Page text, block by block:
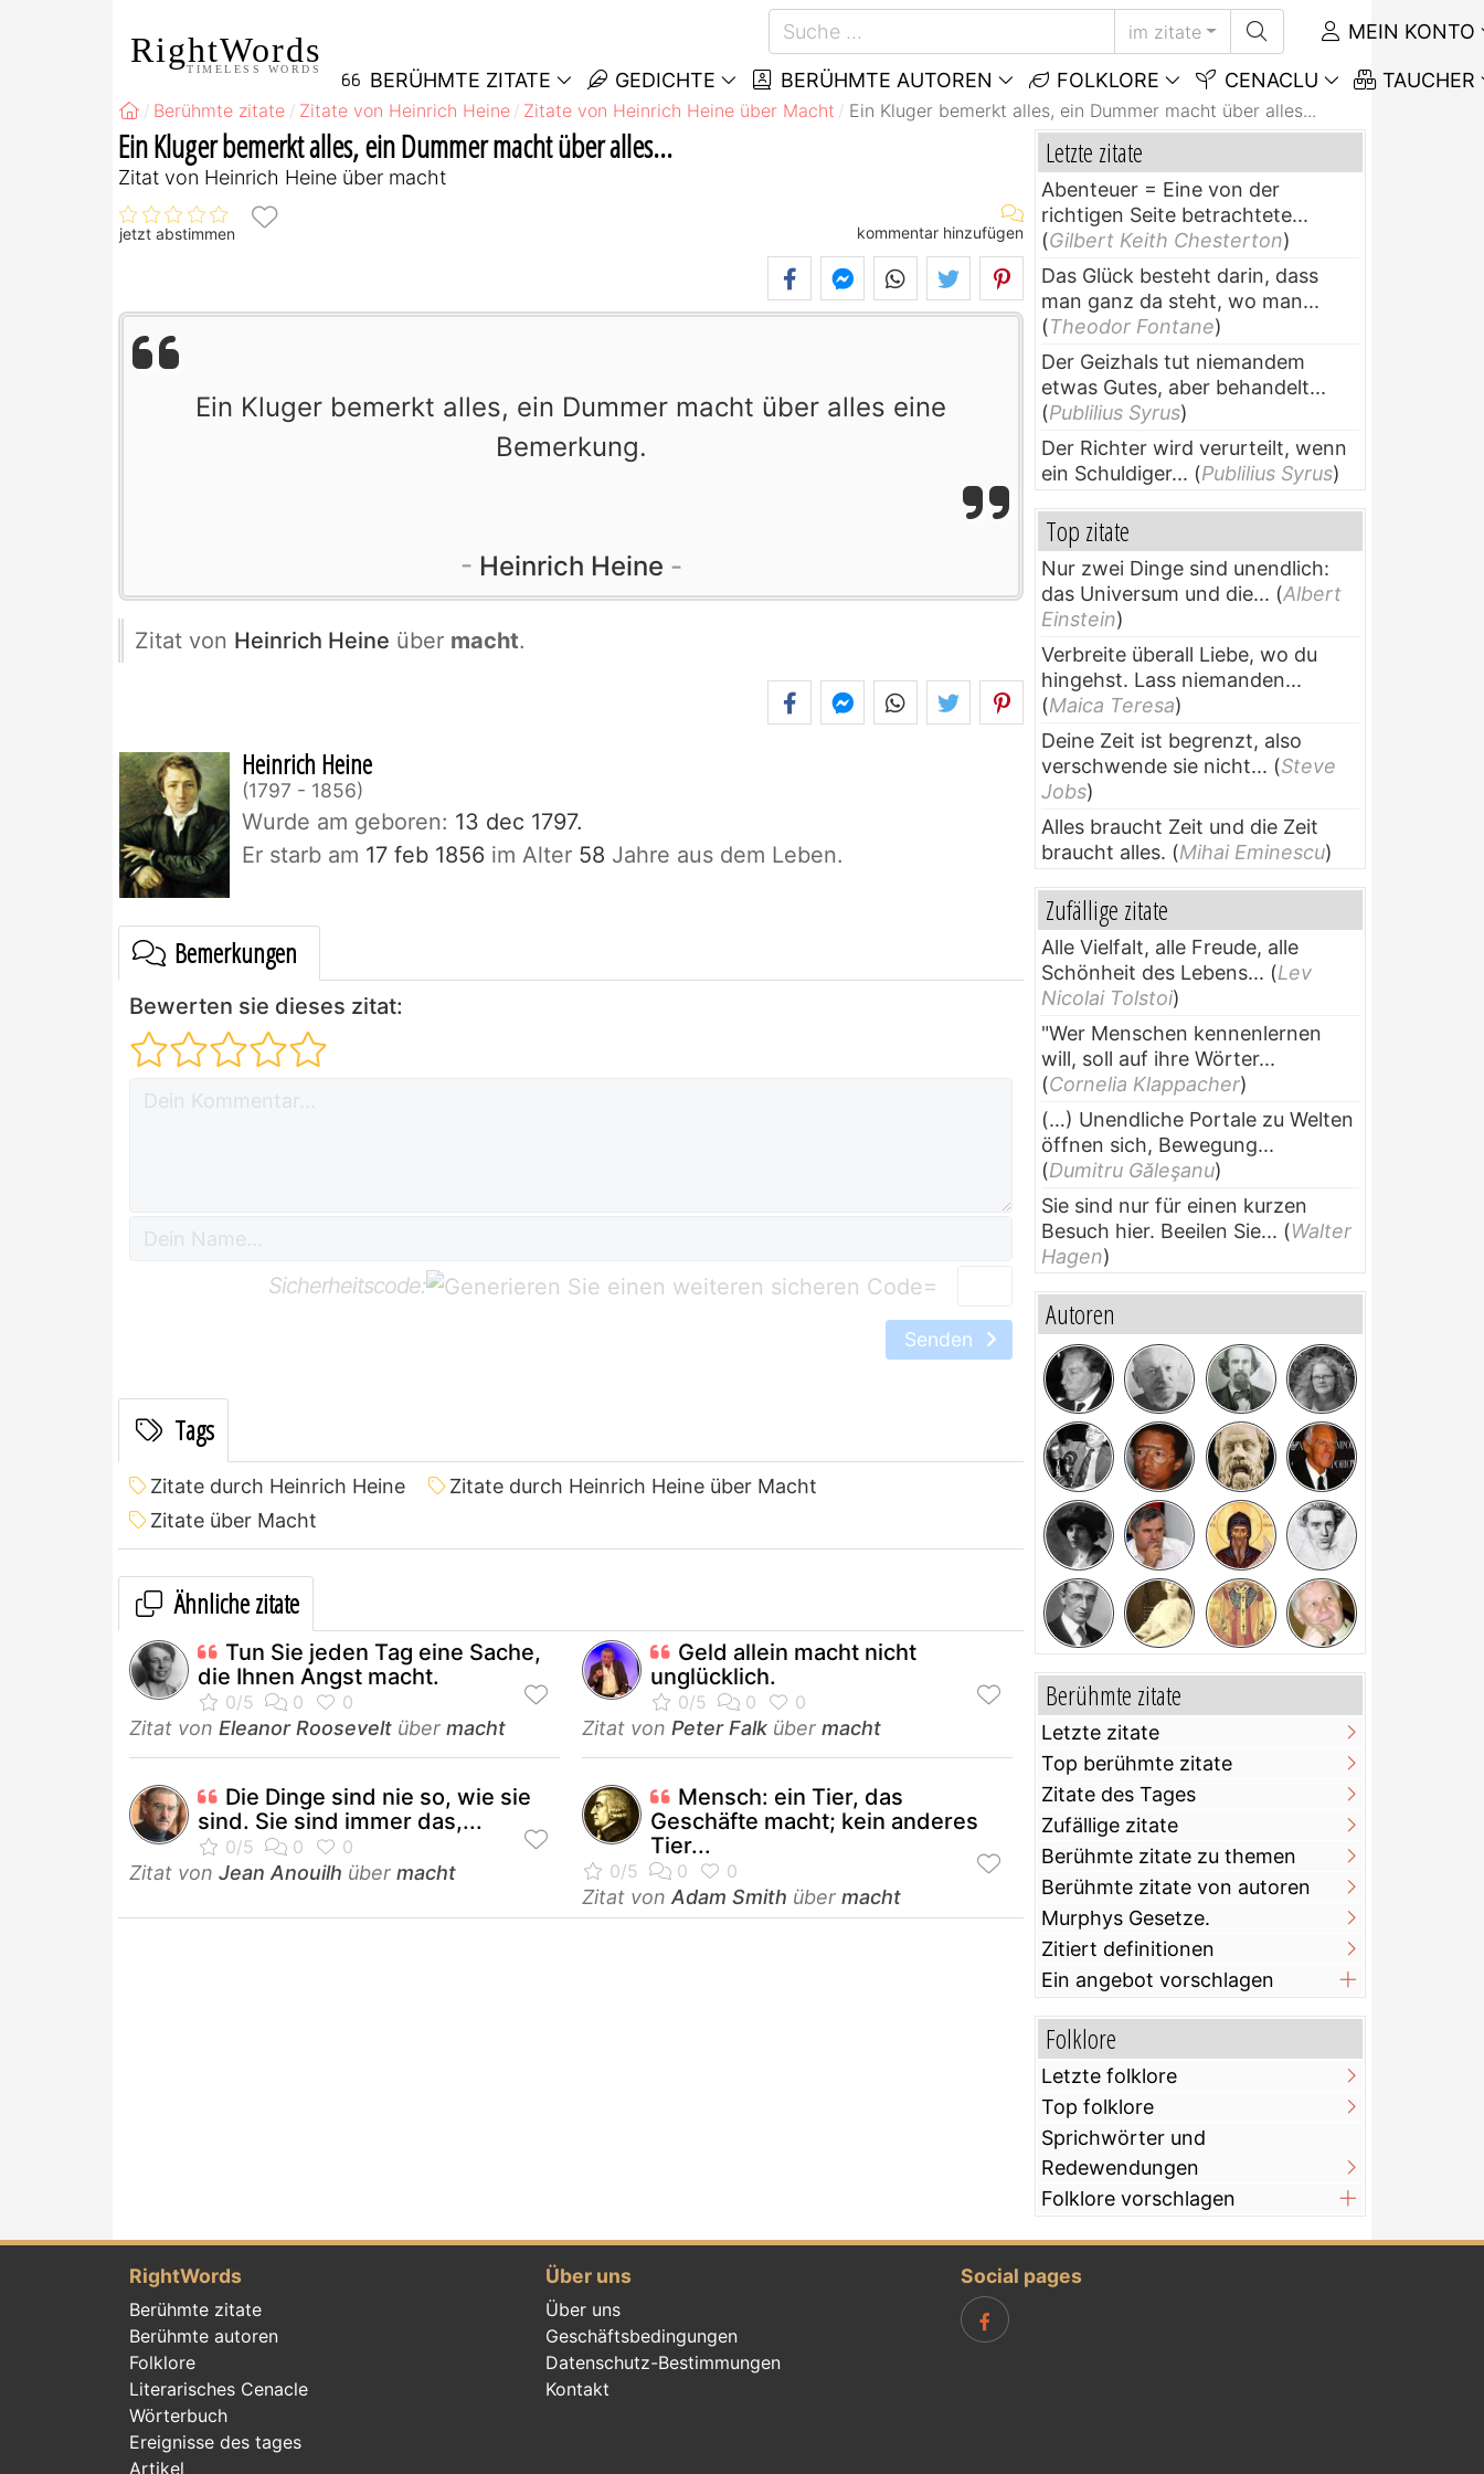
RightWords
TIMELESS WORDS
im zitate MEIN KONTO
BERÜHMTE ZITATE GEDICHTE BERÜHMTE AUTOREN FOLKLORE CENACLU TAUCHER
Berühmte zitate Zitate von Heinrich Heine Zitate von Heinrich Heine über Macht Ein Kluger bemerkt alles, ein Dummer macht über alles...
Ein Kluger bemerkt alles, ein Dummer macht über alles...
Zitat von Heinrich Heine über macht
jetzt abstimmen kommentar hinzufügen
Ein Kluger bemerkt alles, ein Dummer macht über alles eine
Bemerkung.
Heinrich Heine
Zitat von Heinrich Heine über macht.
Heinrich Heine
1797 - 1856
Wurde am geboren: 13 dec 1797.
Er starb am 17 feb 1856 im Alter 58 Jahre aus dem Leben.
Bemerkungen
Bewerten sie dieses zitat:
Sicherheitscode: =
Senden
Tags
Zitate durch Heinrich Heine
Zitate durch Heinrich Heine über Macht
Zitate über Macht
Ähnliche zitate
Tun Sie jeden Tag eine Sache,
die Ihnen Angst macht.
Zitat von Eleanor Roosevelt über macht
Geld allein macht nicht
unglücklich.
Zitat von Peter Falk über macht
Die Dinge sind nie so, wie sie
sind. Sie sind immer das,...
Zitat von Jean Anouilh über macht
Mensch: ein Tier, das
Geschäfte macht; kein anderes
Tier...
Zitat von Adam Smith über macht
Letzte zitate
Abenteuer = Eine von der
richtigen Seite betrachtete...
(Gilbert Keith Chesterton)
Das Glück besteht darin, dass
man ganz da steht, wo man...
(Theodor Fontane)
Der Geizhals tut niemandem
etwas Gutes, aber behandelt...
(Publilius Syrus)
Der Richter wird verurteilt, wenn
ein Schuldiger... (Publilius Syrus)
Top zitate
Nur zwei Dinge sind unendlich:
das Universum und die... (Albert
Einstein)
Verbreite überall Liebe, wo du
hingehst. Lass niemanden...
(Maica Teresa)
Deine Zeit ist begrenzt, also
verschwende sie nicht... (Steve
Jobs)
Alles braucht Zeit und die Zeit
braucht alles. (Mihai Eminescu)
Zufällige zitate
Alle Vielfalt, alle Freude, alle
Schönheit des Lebens... (Lev
Nicolai Tolstoi)
"Wer Menschen kennenlernen
will, soll auf ihre Wörter...
(Cornelia Klappacher)
(…) Unendliche Portale zu Welten
öffnen sich, Bewegung...
(Dumitru Găleşanu)
Sie sind nur für einen kurzen
Besuch hier. Beeilen Sie... (Walter
Hagen)
Autoren
Berühmte zitate
Letzte zitate
Top berühmte zitate
Zitate des Tages
Zufällige zitate
Berühmte zitate zu themen
Berühmte zitate von autoren
Murphys Gesetze.
Zitiert definitionen
Ein angebot vorschlagen
Folklore
Letzte folklore
Top folklore
Sprichwörter und
Redewendungen
Folklore vorschlagen
RightWords
Berühmte zitate
Berühmte autoren
Folklore
Literarisches Cenacle
Wörterbuch
Ereignisse des tages
Artikel
Über uns
Über uns
Geschäftsbedingungen
Datenschutz-Bestimmungen
Kontakt
Social pages